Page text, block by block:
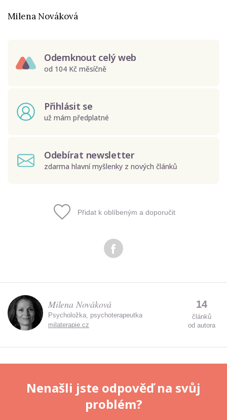
Milena Nováková
Odemknout celý web
od 104 Kč měsíčně
Přihlásit se
už mám předplatné
Odebírat newsletter
zdarma hlavní myšlenky z nových článků
Odeslat
Přidat k oblíbeným a doporučit
Milena Nováková
Psycholožka, psychoterapeutka
milaterapie.cz
14
článků
od autora
Nenašli jste odpověď na svůj
problém?